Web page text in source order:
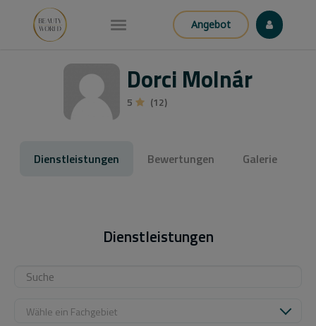
Angebot
Dorci Molnár
5 (12)
Dienstleistungen Bewertungen Galerie
Dienstleistungen
Wähle ein Fachgebiet